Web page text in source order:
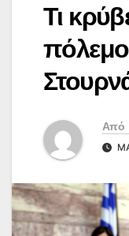
Τι
Από